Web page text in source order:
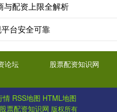
与配资上限全解析
台安全可靠
论坛 股票配资知识网
情 RSS地图 HTML地图
股票配资知识网 版权所有